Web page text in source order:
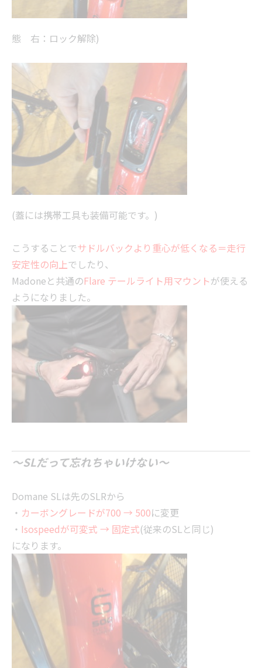
態 右：ロック解除)
(蓋には携帯工具も装備可能です。)
こうすることでサドルバックより重心が低くなる＝走行
安定性の向上でしたり、
Madoneと共通のFlare テールライト用マウントが使える
ようになりました。
～SLだって忘れちゃいけない～
Domane SLは先のSLRから
・ カーボングレードが700 → 500に変更
・ Isospeedが可変式 → 固定式(従来のSLと同じ)
になります。